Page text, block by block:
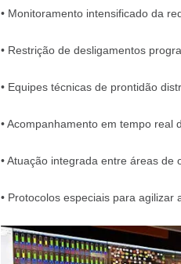
• Monitoramento intensificado da
• Restrição de desligamentos
• Equipes técnicas de prontidão
• Acompanhamento em tempo real
• Atuação integrada entre áreas
• Protocolos especiais para agilizar